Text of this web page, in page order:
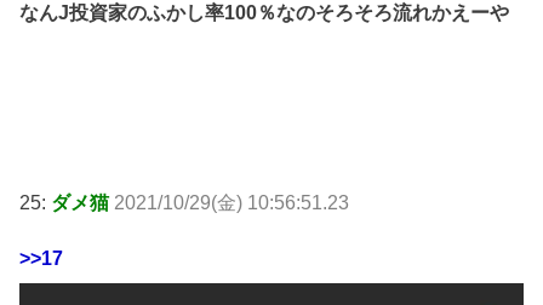
なんJ投資家のふかし率100％なのそろそろ流れかえーや
25: ダメ猫 2021/10/29(金) 10:56:51.23
>>17